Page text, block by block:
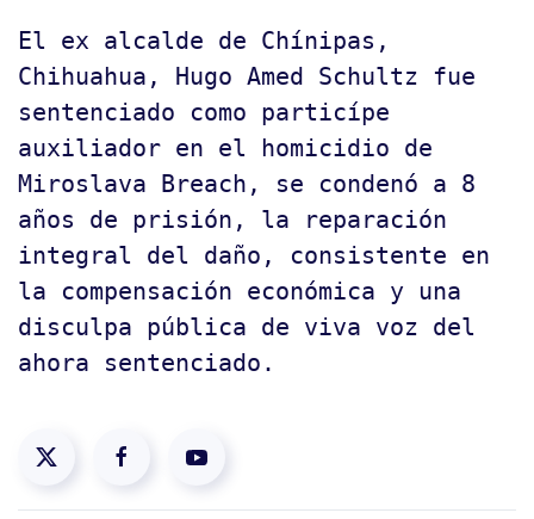
El ex alcalde de Chínipas,
Chihuahua, Hugo Amed Schultz fue
sentenciado como particípe
auxiliador en el homicidio de
Miroslava Breach, se condenó a 8
años de prisión, la reparación
integral del daño, consistente en
la compensación económica y una
disculpa pública de viva voz del
ahora sentenciado.